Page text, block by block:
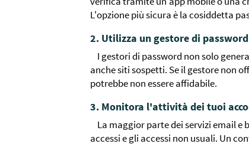
L'opzione più sicura è la cosiddetta
2. Utilizza un gestore di password
I gestori di password non solo
anche siti sospetti. Se il gestore non
potrebbe non essere affidabile.
3. Monitora l'attività dei tuoi
La maggior parte dei servizi email e
accessi e gli accessi non usuali. Un